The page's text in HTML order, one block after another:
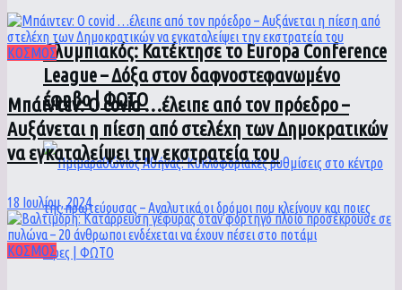
Ολυμπιακός: Κατέκτησε το Europa Conference
League – Δόξα στον δαφνοστεφανωμένο
έφηβο | ΦΩΤΟ
ΚΟΣΜΟΣ
Μπάιντεν: Ο covid …έλειπε από τον πρόεδρο –
Αυξάνεται η πίεση από στελέχη των Δημοκρατικών
να εγκαταλείψει την εκστρατεία του
18 Ιουλίου, 2024
ΚΟΣΜΟΣ